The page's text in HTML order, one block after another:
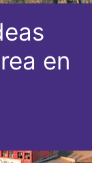
en